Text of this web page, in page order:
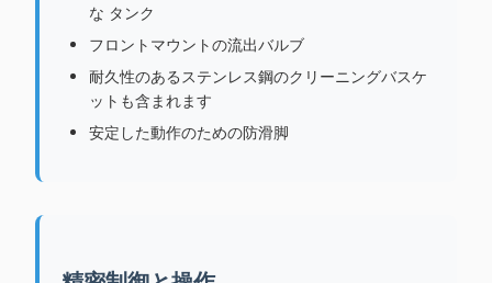
な タンク
フロントマウントの流出バルブ
耐久性のあるステンレス鋼のクリーニングバスケ
ットも含まれます
安定した動作のための防滑脚